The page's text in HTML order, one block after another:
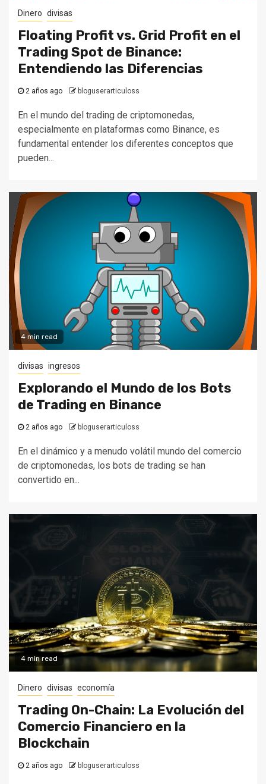
Dinero divisas
Floating Profit vs. Grid Profit en el
Trading Spot de Binance:
Entendiendo las Diferencias
2 años ago bloguserarticuloss
En el mundo del trading de criptomonedas,
especialmente en plataformas como Binance, es
fundamental entender los diferentes conceptos que
pueden...
4 min read
divisas ingresos
Explorando el Mundo de los Bots
de Trading en Binance
2 años ago bloguserarticuloss
En el dinámico y a menudo volátil mundo del comercio
de criptomonedas, los bots de trading se han
convertido en...
4 min read
Dinero divisas economía
Trading On-Chain: La Evolución del
Comercio Financiero en la
Blockchain
2 años ago bloguserarticuloss